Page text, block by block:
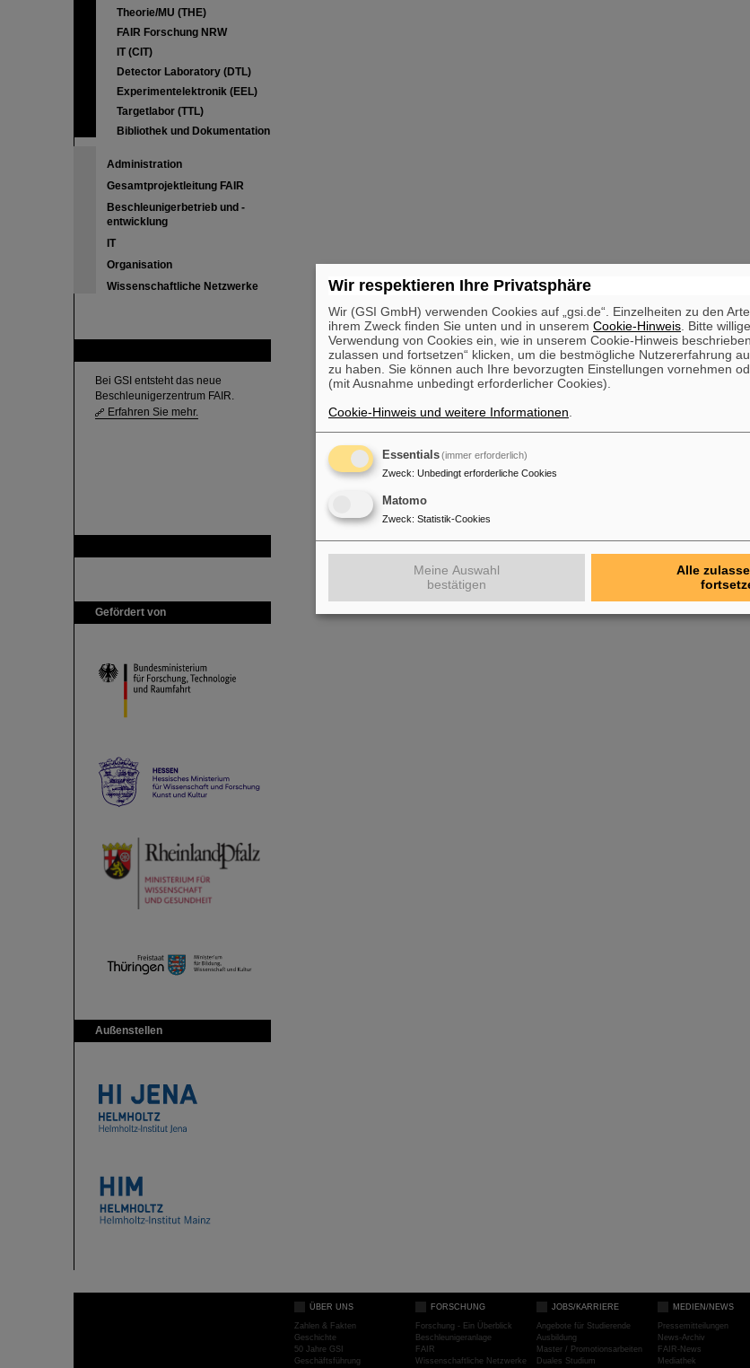
Theorie/MU (THE)
FAIR Forschung NRW
IT (CIT)
Detector Laboratory (DTL)
Experimentelektronik (EEL)
Targetlabor (TTL)
Bibliothek und Dokumentation
Administration
Gesamtprojektleitung FAIR
Beschleunigerbetrieb und -
entwicklung
IT
Organisation
Wissenschaftliche Netzwerke
Bei GSI entsteht das neue
Beschleunigerzentrum FAIR.
Erfahren Sie mehr.
Gefördert von
Außenstellen
ÜBER UNS
Zahlen & Fakten
Geschichte
50 Jahre GSI
Geschäftsführung
FORSCHUNG
Forschung - Ein Überblick
Beschleunigeranlage
FAIR
Wissenschaftliche Netzwerke
JOBS/KARRIERE
Angebote für Studierende
Ausbildung
Master / Promotionsarbeiten
Duales Studium
MEDIEN/NEWS
Pressemitteilungen
News-Archiv
FAIR-News
Mediathek
Wir respektieren Ihre Privatsphäre
Wir (GSI GmbH) verwenden Cookies auf „gsi.de“. Einzelheiten zu den
ihrem Zweck finden Sie unten und in unserem Cookie-Hinweis . Bitte
Verwendung von Cookies ein, wie in unserem Cookie-Hinweis
zulassen und fortsetzen“ klicken, um die bestmögliche Nutzererfahrung
zu haben. Sie können auch Ihre bevorzugten Einstellungen vornehmen
(mit Ausnahme unbedingt erforderlicher Cookies).
Cookie-Hinweis und weitere Informationen
Essentials(immer erforderlich)
Zweck: Unbedingt erforderliche Cookies
Matomo
Zweck: Statistik-Cookies
Meine Auswahl
bestätigen
Alle